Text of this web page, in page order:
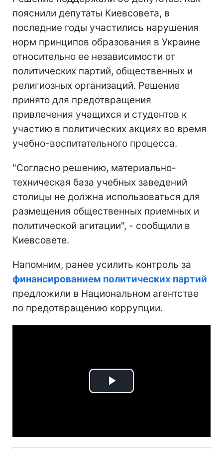
пояснили депутаты Киевсовета, в
последние годы участились нарушения
норм принципов образования в Украине
относительно ее независимости от
политических партий, общественных и
религиозных организаций. Решение
принято для предотвращения
привлечения учащихся и студентов к
участию в политических акциях во время
учебно-воспитательного процесса.
"Согласно решению, материально-
техническая база учебных заведений
столицы не должна использоваться для
размещения общественных приемных и
политической агитации", - сообщили в
Киевсовете.
Напомним, ранее усилить контроль за
финансированием политических партий
предложили в Национальном агентстве
по предотвращению коррупции.
Play